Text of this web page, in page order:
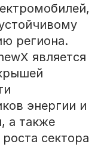
региона.
является
энергии и
а также
сектора